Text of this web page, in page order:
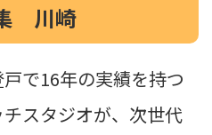
川崎
で16年の実績を持つ
スタジオが、次世代